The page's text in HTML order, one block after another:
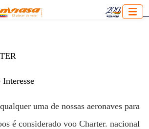
uma de nossas aeronaves para
é considerado voo Charter. nacional